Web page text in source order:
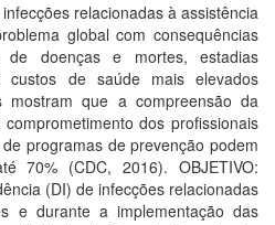
relacionadas à assistência
global com consequências
de doenças e mortes, estadias
custos de saúde mais elevados
mostram que a compreensão da
dos profissionais
programas de prevenção podem
70% (CDC, 2016). OBJETIVO:
(DI) de infecções relacionadas
e durante a implementação das